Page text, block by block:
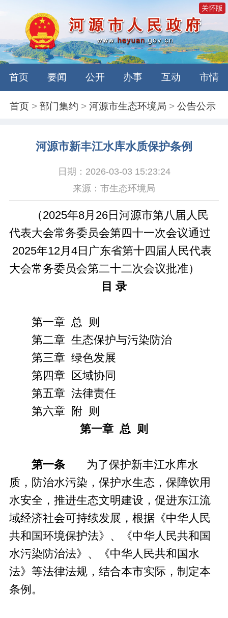
关怀版
首页 要闻 公开 办事 互动 市情
首页 >部门集约 >河源市生态环境局 >公告公示
河源市新丰江水库水质保护条例
日期：2026-03-03 15:23:24
来源：市生态环境局
（2025年8月26日河源市第八届人民
代表大会常务委员会第四十一次会议通过
2025年12月4日广东省第十四届人民代表
大会常务委员会第二十二次会议批准）
目 录
第一章 总 则
第二章 生态保护与污染防治
第三章 绿色发展
第四章 区域协同
第五章 法律责任
第六章 附 则
第一章 总 则
第一条 为了保护新丰江水库水
质，防治水污染，保护水生态，保障饮用
水安全，推进生态文明建设，促进东江流
域经济社会可持续发展，根据《中华人民
共和国环境保护法》、《中华人民共和国
水污染防治法》、《中华人民共和国水
法》等法律法规，结合本市实际，制定本
条例。